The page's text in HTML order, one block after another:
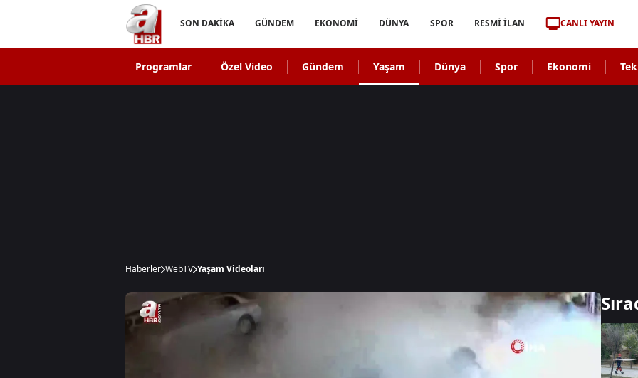
SON DAKİKA GÜNDEM EKONOMİ DÜNYA SPOR RESMİ İLAN CANLI YAYIN
Programlar Özel Video Gündem Yaşam Dünya Spor Ekonomi
Haberler WebTV Yaşam Videoları